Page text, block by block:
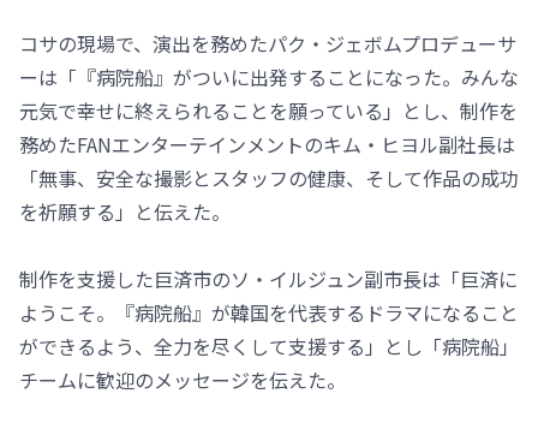
コサの現場で、演出を務めたパク・ジェボムプロデューサ
ーは「『病院船』がついに出発することになった。みんな
元気で幸せに終えられることを願っている」とし、制作を
務めたFANエンターテインメントのキム・ヒヨル副社長は
「無事、安全な撮影とスタッフの健康、そして作品の成功
を祈願する」と伝えた。
制作を支援した巨済市のソ・イルジュン副市長は「巨済に
ようこそ。『病院船』が韓国を代表するドラマになること
ができるよう、全力を尽くして支援する」とし「病院船」
チームに歓迎のメッセージを伝えた。